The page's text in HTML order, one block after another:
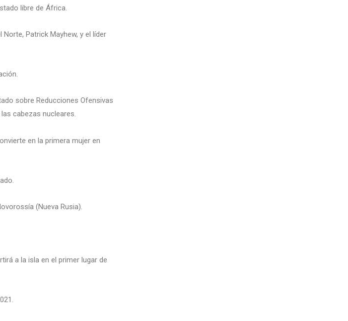
libre de África.
Patrick Mayhew, y el líder
sobre Reducciones Ofensivas
cabezas nucleares.
en la primera mujer en
(Nueva Rusia).
a la isla en el primer lugar de